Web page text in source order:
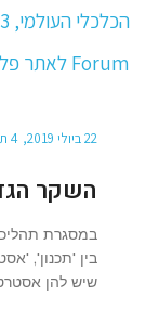
22 ביולי 2019 4 תגובות
השקר
במסגרת
בין 'תכנון',
שיש להן